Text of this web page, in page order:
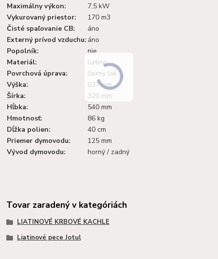
Maximálny výkon:
7,5 kW
Vykurovaný priestor:
170 m3
Čisté spaľovanie CB:
áno
Externý prívod vzduchu: áno
Popolník:
nie
Materiál:
liatina
Povrchová úprava:
čierny lak
Výška:
637 mm
Šírka:
320 mm
Hĺbka:
540 mm
Hmotnosť:
86 kg
Dĺžka polien:
40 cm
Priemer dymovodu:
125 mm
Vývod dymovodu:
horný / zadný
Tovar zaradený v kategóriách
LIATINOVÉ KRBOVÉ KACHLE
Liatinové pece Jotul